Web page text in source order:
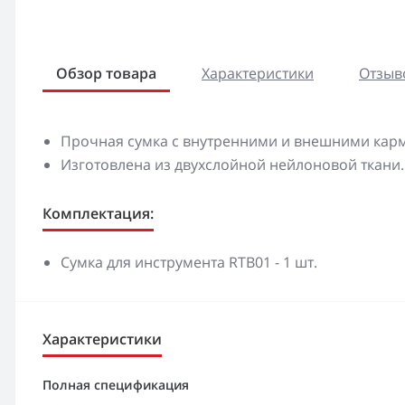
Обзор товара Характеристики
Прочная сумка с внутренними и внешними
Изготовлена из двухслойной нейлоновой ткани.
Комплектация:
Сумка для инструмента RTB01 - 1 шт.
Характеристики
Полная спецификация